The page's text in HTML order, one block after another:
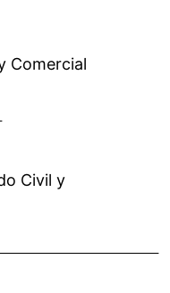
Comercial
Civil y